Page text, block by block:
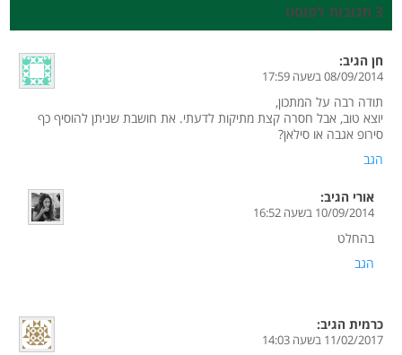
3 תגובות לפוסט
חן הגיב:
08/09/2014 בשעה 17:59
תודה רבה על המתכון,
יוצא טוב, אבל חסרה קצת מתיקות לדעתי. את חושבת שניתן להוסיף כף
סירופ אגבה או סילאן?
הגב
אורי הגיב:
10/09/2014 בשעה 16:52
בהחלט
הגב
כרמית הגיב:
11/02/2017 בשעה 14:03